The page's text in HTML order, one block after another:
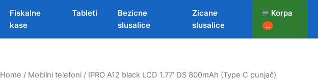
Fiskalne
kase
Tableti
Bezicne
slusalice
Zicane
slusalice
Korpa
...
Home / Mobilni telefoni / IPRO A12 black LCD 1.77′ DS 800mAh (Type C punjač)